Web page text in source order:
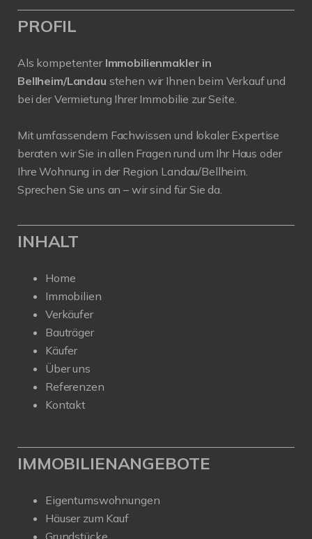
PROFIL
Als kompetenter Immobilienmakler in
Bellheim/Landau stehen wir Ihnen beim Verkauf und
bei der Vermietung Ihrer Immobilie zur Seite.
Mit umfassendem Fachwissen und lokaler Expertise
beraten wir Sie in allen Fragen rund um Ihr Haus oder
Ihre Wohnung in der Region Landau/Bellheim.
Sprechen Sie uns an – wir sind für Sie da.
INHALT
Home
Immobilien
Verkäufer
Bauträger
Käufer
Über uns
Referenzen
Kontakt
IMMOBILIENANGEBOTE
Eigentumswohnungen
Häuser zum Kauf